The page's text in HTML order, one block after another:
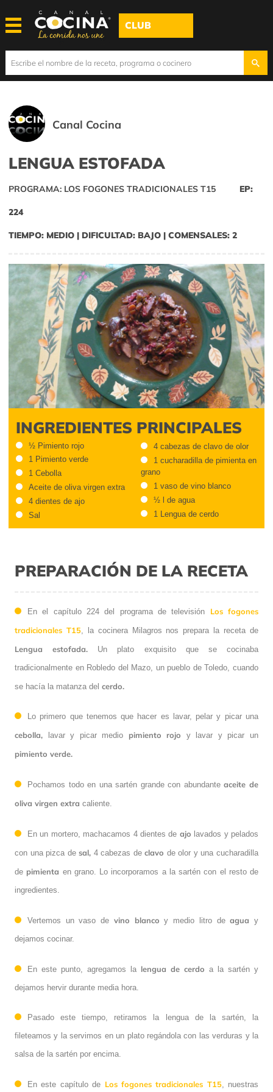
CLUB
Canal Cocina
LENGUA ESTOFADA
PROGRAMA: LOS FOGONES TRADICIONALES T15 EP:
224
TIEMPO: MEDIO | DIFICULTAD: BAJO | COMENSALES: 2
INGREDIENTES PRINCIPALES
½ Pimiento rojo
1 Pimiento verde
1 Cebolla
Aceite de oliva virgen extra
4 dientes de ajo
Sal
4 cabezas de clavo de olor
1 cucharadilla de pimienta en
grano
1 vaso de vino blanco
½ l de agua
1 Lengua de cerdo
PREPARACIÓN DE LA RECETA
En el capítulo 224 del programa de televisión Los fogones
tradicionales T15, la cocinera Milagros nos prepara la receta de
Lengua estofada. Un plato exquisito que se cocinaba
tradicionalmente en Robledo del Mazo, un pueblo de Toledo, cuando
se hacía la matanza del cerdo.
Lo primero que tenemos que hacer es lavar, pelar y picar una
cebolla, lavar y picar medio pimiento rojo y lavar y picar un
pimiento verde.
Pochamos todo en una sartén grande con abundanteaceite de
oliva virgen extra caliente.
En un mortero, machacamos 4 dientes de ajo lavados y pelados
con una pizca desal, 4 cabezas declavo de olor y una cucharadilla
de pimienta en grano. Lo incorporamos a la sartén con el resto de
ingredientes.
Vertemos un vaso de vino blanco y medio litro deagua y
dejamos cocinar.
En este punto, agregamos la lengua de cerdo a la sartén y
dejamos hervir durante media hora.
Pasado este tiempo, retiramos la lengua de la sartén, la
fileteamos y la servimos en un plato regándola con las verduras y la
salsa de la sartén por encima.
En este capítulo de Los fogones tradicionales T15, nuestras